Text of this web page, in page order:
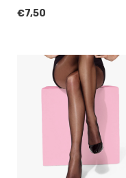
artikel te verzinnen, maar
€7,50